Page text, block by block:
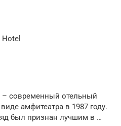
– современный отельный
амфитеатра в 1987 году.
был признан лучшим в …